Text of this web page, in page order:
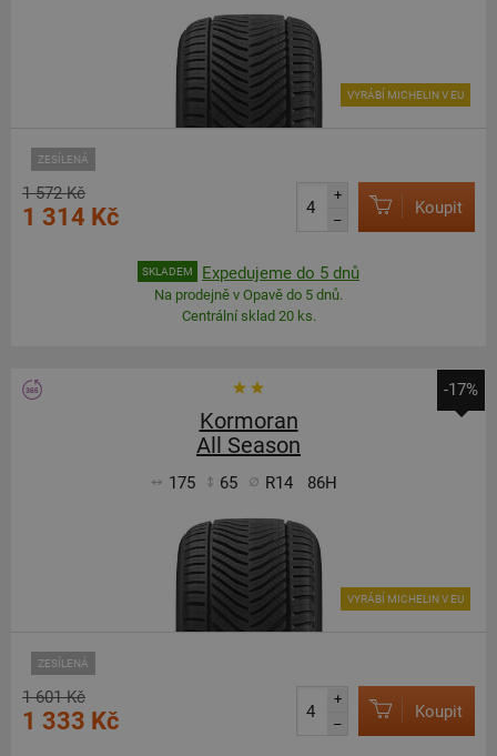
ZESÍLENÁ
VYRÁBÍ MICHELIN V EU
1 572 Kč
1 314 Kč
+
–
Koupit
SKLADEM Expedujeme do 5 dnů
Na prodejně v Opavě do 5 dnů.
Centrální sklad 20 ks.
-17%
Kormoran
All Season
175 65 R14 86H
ZESÍLENÁ
VYRÁBÍ MICHELIN V EU
1 601 Kč
1 333 Kč
+
–
Koupit